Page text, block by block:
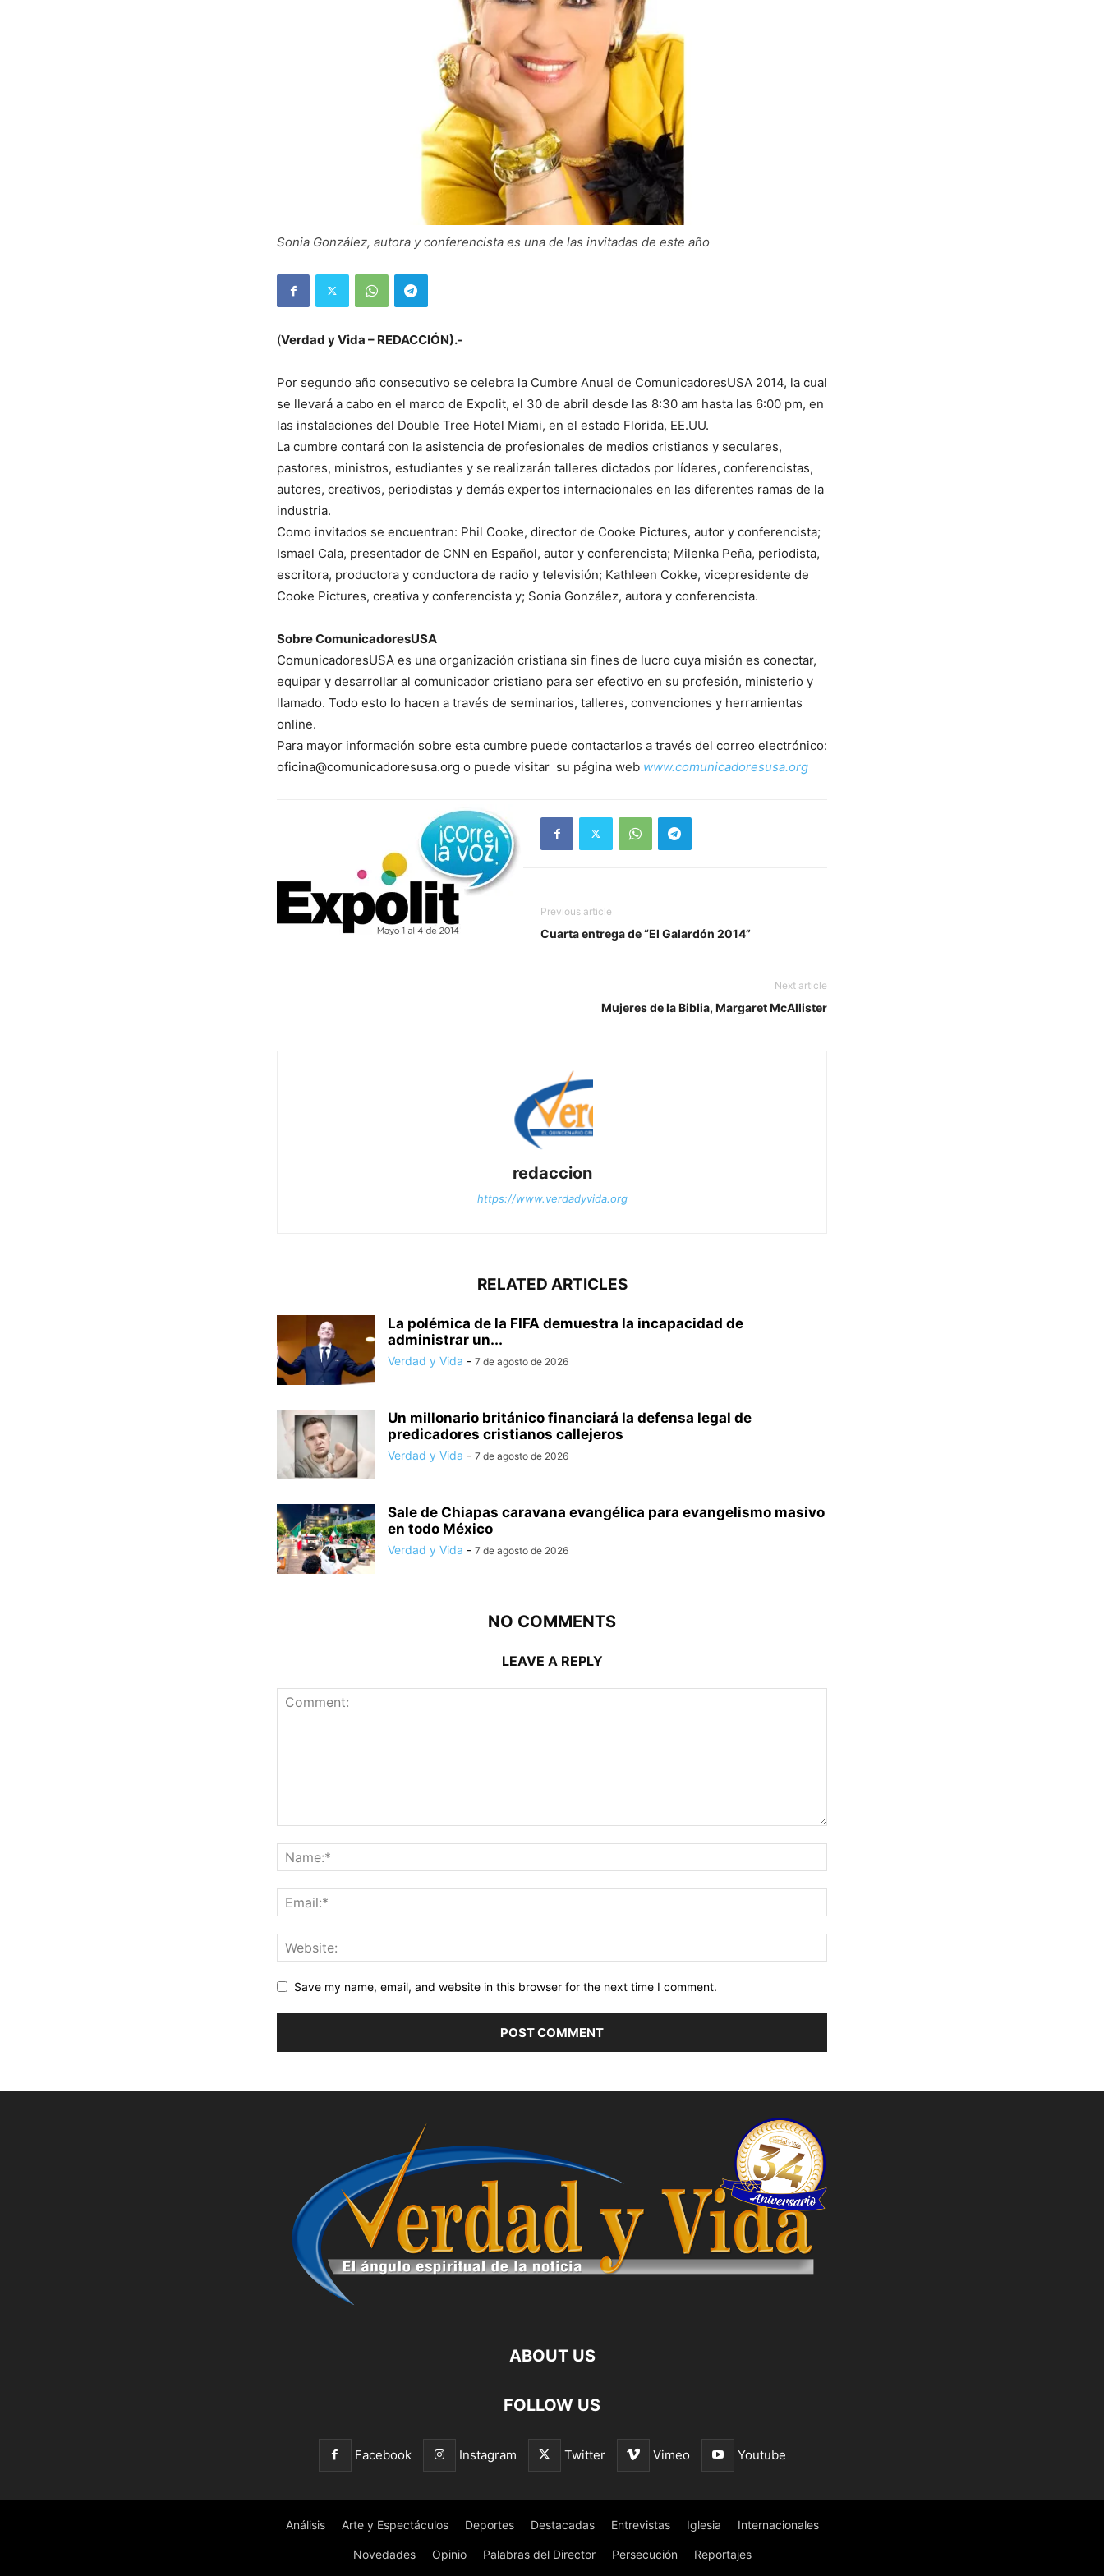
Sonia González, autora y conferencista es una de las invitadas de este año
(Verdad y Vida – REDACCIÓN).-
Por segundo año consecutivo se celebra la Cumbre Anual de ComunicadoresUSA 2014, la cual
se llevará a cabo en el marco de Expolit, el 30 de abril desde las 8:30 am hasta las 6:00 pm, en
las instalaciones del Double Tree Hotel Miami, en el estado Florida, EE.UU.
La cumbre contará con la asistencia de profesionales de medios cristianos y seculares,
pastores, ministros, estudiantes y se realizarán talleres dictados por líderes, conferencistas,
autores, creativos, periodistas y demás expertos internacionales en las diferentes ramas de la
industria.
Como invitados se encuentran: Phil Cooke, director de Cooke Pictures, autor y conferencista;
Ismael Cala, presentador de CNN en Español, autor y conferencista; Milenka Peña, periodista,
escritora, productora y conductora de radio y televisión; Kathleen Cokke, vicepresidente de
Cooke Pictures, creativa y conferencista y; Sonia González, autora y conferencista.
Sobre ComunicadoresUSA
ComunicadoresUSA es una organización cristiana sin fines de lucro cuya misión es conectar,
equipar y desarrollar al comunicador cristiano para ser efectivo en su profesión, ministerio y
llamado. Todo esto lo hacen a través de seminarios, talleres, convenciones y herramientas
online.
Para mayor información sobre esta cumbre puede contactarlos a través del correo electrónico:
oficina@comunicadoresusa.org o puede visitar su página web www.comunicadoresusa.org
Previous article
Cuarta entrega de “El Galardón 2014”
Next article
Mujeres de la Biblia, Margaret McAllister
redaccion
https://www.verdadyvida.org
RELATED ARTICLES
La polémica de la FIFA demuestra la incapacidad de
administrar un...
Verdad y Vida - 7 de agosto de 2026
Un millonario británico financiará la defensa legal de
predicadores cristianos callejeros
Verdad y Vida - 7 de agosto de 2026
Sale de Chiapas caravana evangélica para evangelismo masivo
en todo México
Verdad y Vida - 7 de agosto de 2026
NO COMMENTS
LEAVE A REPLY
Save my name, email, and website in this browser for the next time I comment.
ABOUT US
FOLLOW US
Facebook Instagram Twitter Vimeo Youtube
Análisis Arte y Espectáculos Deportes Destacadas Entrevistas Iglesia Internacionales
Novedades Opinio Palabras del Director Persecución Reportajes